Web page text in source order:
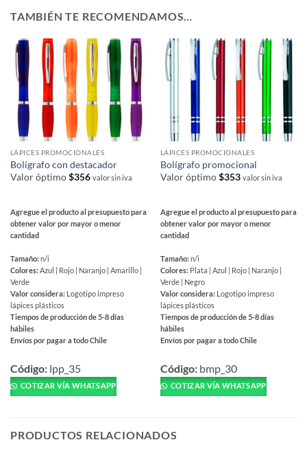
TAMBIÉN TE RECOMENDAMOS…
LÁPICES PROMOCIONALES
Bolígrafo con destacador
Valor óptimo$356 valor sin iva
Agregue el producto al presupuesto para
obtener valor por mayor o menor
cantidad
Tamaño:n/i
Colores:Azul | Rojo | Naranjo | Amarillo |
Verde
Valor considera: Logotipo impreso
lápices plásticos
Tiempos de producción de 5-8 días
hábiles
Envíos por pagar a todo Chile
producto
tiene
múltiples
opciones
Código: lpp_35
COTIZAR VÍA WHATSAPP
LÁPICES PROMOCIONALES
Bolígrafo promocional
Valor óptimo$353 valor sin iva
Agregue el producto al presupuesto para
obtener valor por mayor o menor
cantidad
Tamaño:n/i
Colores: Plata | Azul | Rojo | Naranjo |
Verde | Negro
Valor considera: Logotipo impreso
lápices plásticos
Tiempos de producción de 5-8 días
hábiles
Envíos por pagar a todo Chile
producto
tiene
múltiples
opciones
Código: bmp_30
COTIZAR VÍA WHATSAPP
PRODUCTOS RELACIONADOS